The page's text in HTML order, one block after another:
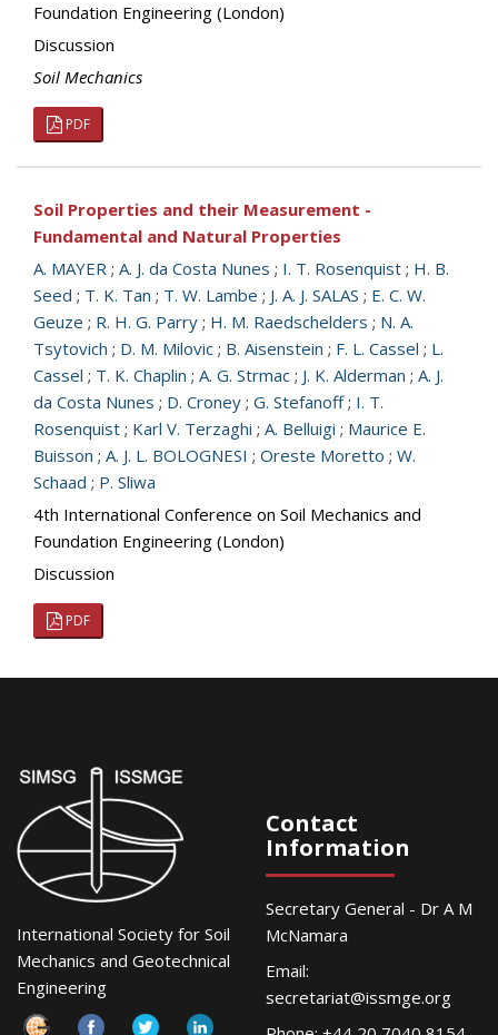
Foundation Engineering (London)
Discussion
Soil Mechanics
PDF
Soil Properties and their Measurement -
Fundamental and Natural Properties
A. MAYER ; A. J. da Costa Nunes ; I. T. Rosenquist ; H. B.
Seed ; T. K. Tan ; T. W. Lambe ; J. A. J. SALAS ; E. C. W.
Geuze ; R. H. G. Parry ; H. M. Raedschelders ; N. A.
Tsytovich ; D. M. Milovic ; B. Aisenstein ; F. L. Cassel ; L.
Cassel ; T. K. Chaplin ; A. G. Strmac ; J. K. Alderman ; A. J.
da Costa Nunes ; D. Croney ; G. Stefanoff; I. T.
Rosenquist ; Karl V. Terzaghi ; A. Belluigi ; Maurice E.
Buisson ; A. J. L. BOLOGNESI ; Oreste Moretto ; W.
Schaad ; P. Sliwa
4th International Conference on Soil Mechanics and
Foundation Engineering (London)
Discussion
PDF
International Society for Soil
Mechanics and Geotechnical
Engineering
Contact
Information
Secretary General - Dr A M
McNamara
Email:
secretariat@issmge.org